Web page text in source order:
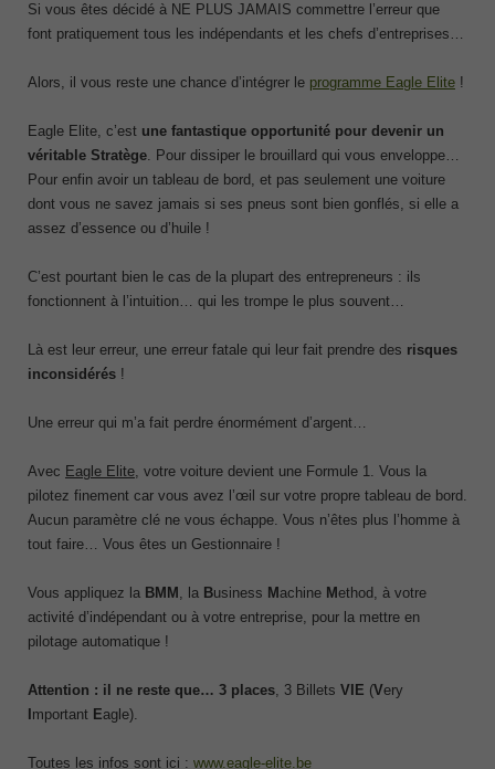
Si vous êtes décidé à NE PLUS JAMAIS commettre l’erreur que
font pratiquement tous les indépendants et les chefs d’entreprises…
Alors, il vous reste une chance d’intégrer le programme Eagle Elite !
Eagle Elite, c’est une fantastique opportunité pour devenir un
véritable Stratège. Pour dissiper le brouillard qui vous enveloppe…
Pour enfin avoir un tableau de bord, et pas seulement une voiture
dont vous ne savez jamais si ses pneus sont bien gonflés, si elle a
assez d’essence ou d’huile !
C’est pourtant bien le cas de la plupart des entrepreneurs : ils
fonctionnent à l’intuition… qui les trompe le plus souvent…
Là est leur erreur, une erreur fatale qui leur fait prendre des risques
inconsidérés !
Une erreur qui m’a fait perdre énormément d’argent…
Avec Eagle Elite, votre voiture devient une Formule 1. Vous la
pilotez finement car vous avez l’œil sur votre propre tableau de bord.
Aucun paramètre clé ne vous échappe. Vous n’êtes plus l’homme à
tout faire… Vous êtes un Gestionnaire !
Vous appliquez la BMM , la Business M achine M ethod, à votre
activité d’indépendant ou à votre entreprise, pour la mettre en
pilotage automatique !
Attention : il ne reste que… 3 places, 3 Billets VIE (Very
mportant Eagle).
Toutes les infos sont ici : www.eagle-elite.be